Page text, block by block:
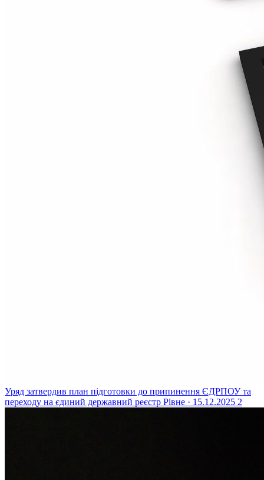
Уряд затвердив план підготовки до припинення ЄДРПОУ та
переходу на єдиний державний реєстр Рівне · 15.12.2025 2